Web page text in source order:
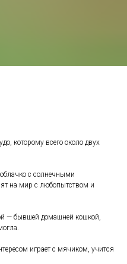
которому всего около двух
с солнечными
на мир с любопытством и
— бывшей домашней кошкой,
играет с мячиком, учится